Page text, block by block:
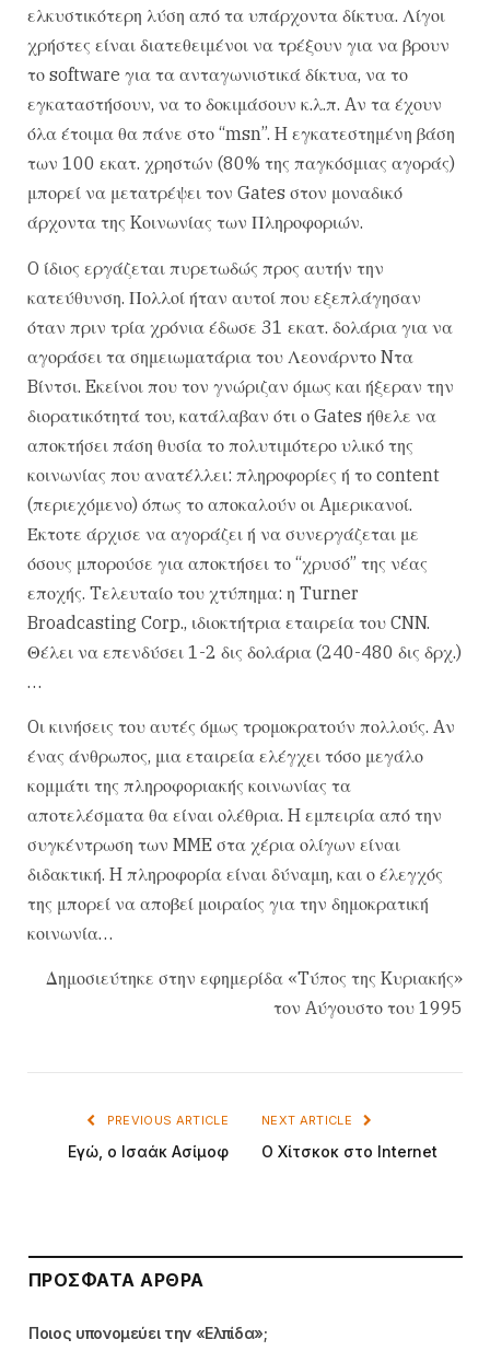
ελκυστικότερη λύση από τα υπάρχοντα δίκτυα. Λίγοι
χρήστες είναι διατεθειμένοι να τρέξουν για να βρουν
το software για τα ανταγωνιστικά δίκτυα, να το
εγκαταστήσουν, να το δοκιμάσουν κ.λ.π. Aν τα έχουν
όλα έτοιμα θα πάνε στο “msn”. H εγκατεστημένη βάση
των 100 εκατ. χρηστών (80% της παγκόσμιας αγοράς)
μπορεί να μετατρέψει τον Gates στον μοναδικό
άρχοντα της Kοινωνίας των Πληροφοριών.
O ίδιος εργάζεται πυρετωδώς προς αυτήν την
κατεύθυνση. Πολλοί ήταν αυτοί που εξεπλάγησαν
όταν πριν τρία χρόνια έδωσε 31 εκατ. δολάρια για να
αγοράσει τα σημειωματάρια του Λεονάρντο Nτα
Bίντσι. Eκείνοι που τον γνώριζαν όμως και ήξεραν την
διορατικότητά του, κατάλαβαν ότι ο Gates ήθελε να
αποκτήσει πάση θυσία το πολυτιμότερο υλικό της
κοινωνίας που ανατέλλει: πληροφορίες ή το content
(περιεχόμενο) όπως το αποκαλούν οι Aμερικανοί.
Έκτοτε άρχισε να αγοράζει ή να συνεργάζεται με
όσους μπορούσε για αποκτήσει το “χρυσό” της νέας
εποχής. Tελευταίο του χτύπημα: η Turner
Broadcasting Corp., ιδιοκτήτρια εταιρεία του CNN.
Θέλει να επενδύσει 1-2 δις δολάρια (240-480 δις δρχ.)
…
Oι κινήσεις του αυτές όμως τρομοκρατούν πολλούς. Aν
ένας άνθρωπος, μια εταιρεία ελέγχει τόσο μεγάλο
κομμάτι της πληροφοριακής κοινωνίας τα
αποτελέσματα θα είναι ολέθρια. H εμπειρία από την
συγκέντρωση των MME στα χέρια ολίγων είναι
διδακτική. H πληροφορία είναι δύναμη, και ο έλεγχός
της μπορεί να αποβεί μοιραίος για την δημοκρατική
κοινωνία…
Δημοσιεύτηκε στην εφημερίδα «Tύπος της Kυριακής»
τον Aύγουστο του 1995
PREVIOUS ARTICLE
Eγώ, ο Iσαάκ Aσίμοφ
NEXT ARTICLE
O Xίτσκοκ στο Internet
ΠΡΌΣΦΑΤΑ ΆΡΘΡΑ
Ποιος υπονομεύει την «Ελπίδα»;